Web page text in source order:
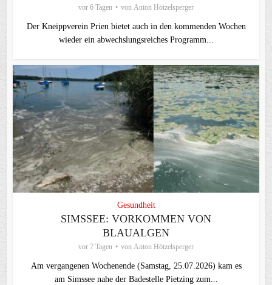
vor 6 Tagen von Anton Hötzelsperger
Der Kneippverein Prien bietet auch in den kommenden Wochen
wieder ein abwechslungsreiches Programm...
Gesundheit
SIMSSEE: VORKOMMEN VON
BLAUALGEN
vor 7 Tagen von Anton Hötzelsperger
Am vergangenen Wochenende (Samstag, 25.07.2026) kam es
am Simssee nahe der Badestelle Pietzing zum...